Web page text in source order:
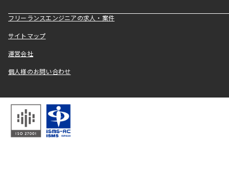
フリーランスエンジニアの求人・案件
サイトマップ
運営会社
個人様のお問い合わせ